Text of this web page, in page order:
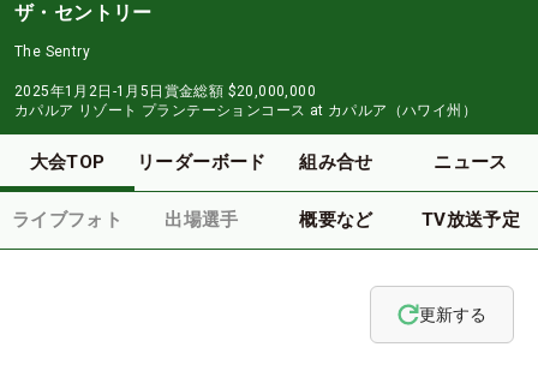
ザ・セントリー
The Sentry
2025年1月2日-1月5日 賞金総額 $20,000,000
カパルア リゾート プランテーションコース at カパルア（ハワイ州）
大会TOP リーダーボード 組み合せ ニュース
ライブフォト 出場選手 概要など TV放送予定
更新する